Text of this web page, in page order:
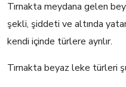
Tırnakta meydana gelen
şekli, şiddeti ve altında
kendi içinde türlere ayrılır.
Tırnakta beyaz leke türleri